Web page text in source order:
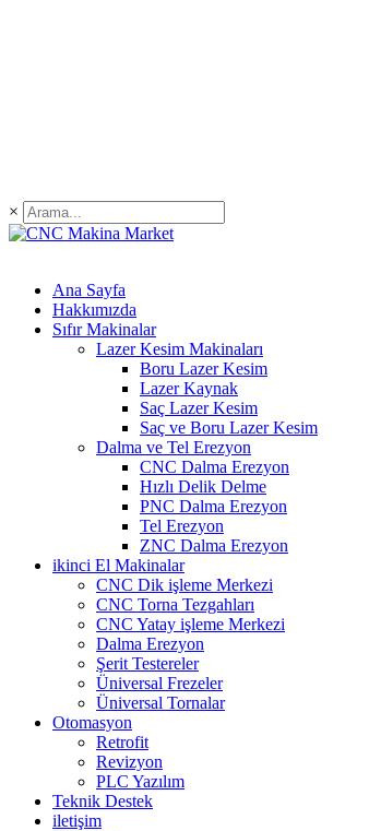
×
Ana Sayfa
Hakkımızda
Sıfır Makinalar
Lazer Kesim Makinaları
Boru Lazer Kesim
Lazer Kaynak
Saç Lazer Kesim
Saç ve Boru Lazer Kesim
Dalma ve Tel Erezyon
CNC Dalma Erezyon
Hızlı Delik Delme
PNC Dalma Erezyon
Tel Erezyon
ZNC Dalma Erezyon
ikinci El Makinalar
CNC Dik işleme Merkezi
CNC Torna Tezgahları
CNC Yatay işleme Merkezi
Dalma Erezyon
Şerit Testereler
Üniversal Frezeler
Üniversal Tornalar
Otomasyon
Retrofit
Revizyon
PLC Yazılım
Teknik Destek
iletişim